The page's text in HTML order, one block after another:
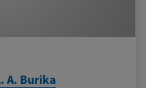
A. Burika